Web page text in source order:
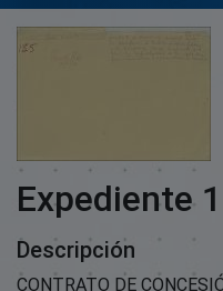
Nosotros
Expediente
Descripción
CONTRATO DE